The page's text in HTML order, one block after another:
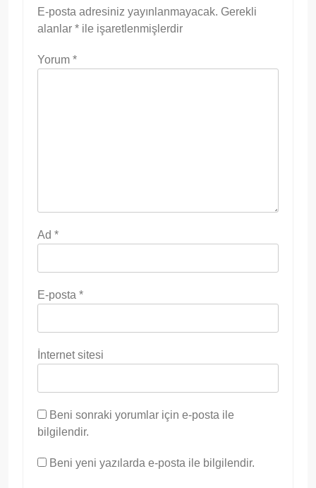
E-posta adresiniz yayınlanmayacak. Gerekli
alanlar * ile işaretlenmişlerdir
Yorum *
Ad *
E-posta *
İnternet sitesi
Beni sonraki yorumlar için e-posta ile
bilgilendir.
Beni yeni yazılarda e-posta ile bilgilendir.